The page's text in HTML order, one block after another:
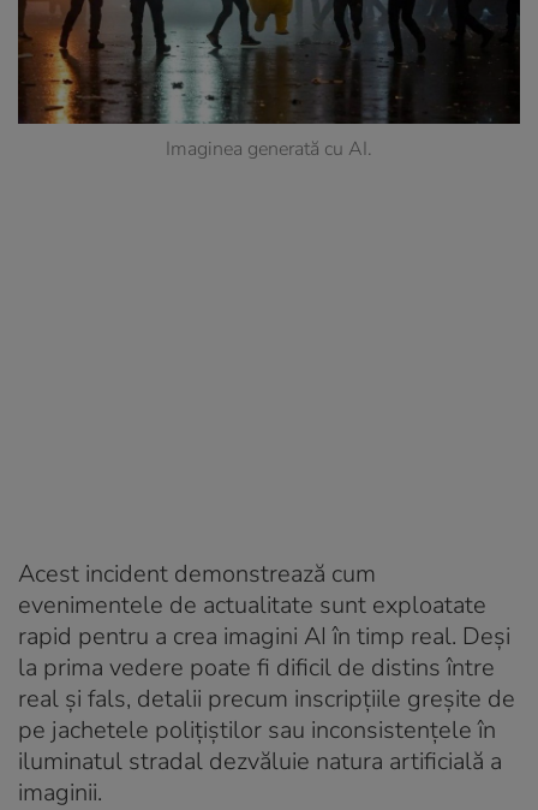
Imaginea generată cu AI.
Acest incident demonstrează cum
evenimentele de actualitate sunt exploatate
rapid pentru a crea imagini AI în timp real. Deși
la prima vedere poate fi dificil de distins între
real și fals, detalii precum inscripțiile greșite de
pe jachetele polițiștilor sau inconsistențele în
iluminatul stradal dezvăluie natura artificială a
imaginii.